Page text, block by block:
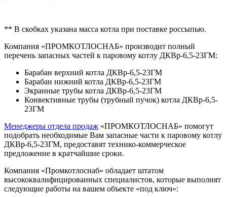
** В скобках указана масса котла при поставке россыпью.
Компания «ПРОМКОТЛОСНАБ» производит полный
перечень запасных частей к паровому котлу ДКВр-6,5-23ГМ:
Барабан верхний котла ДКВр-6,5-23ГМ
Барабан нижний котла ДКВр-6,5-23ГМ
Экранные трубы котла ДКВр-6,5-23ГМ
Конвективные трубы (трубный пучок) котла ДКВр-6,5-
23ГМ
Менеджеры отдела продаж «ПРОМКОТЛОСНАБ» помогут
подобрать необходимые Вам запасные части к паровому котлу
ДКВр-6,5-23ГМ, предоставят технико-коммерческое
предложение в кратчайшие сроки.
Компания «Промкотлоснаб» обладает штатом
высококвалифицированных специалистов, которые выполнят
следующие работы на вашем объекте «под ключ»: